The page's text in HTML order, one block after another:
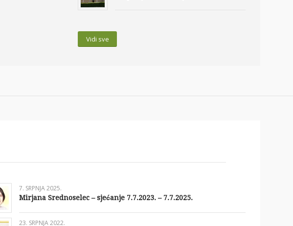
Vidi sve
7. SRPNJA 2025.
Mirjana Srednoselec – sjećanje 7.7.2023. – 7.7.2025.
23. SRPNJA 2022.